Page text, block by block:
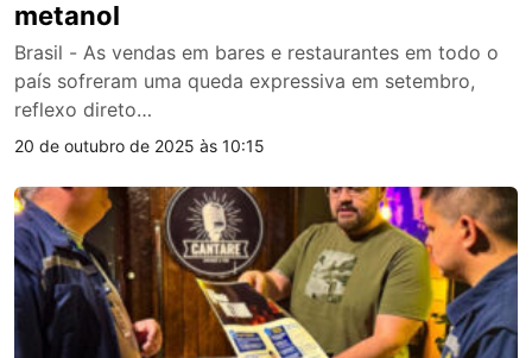
metanol
Brasil - As vendas em bares e restaurantes em todo o
país sofreram uma queda expressiva em setembro,
reflexo direto…
20 de outubro de 2025 às 10:15